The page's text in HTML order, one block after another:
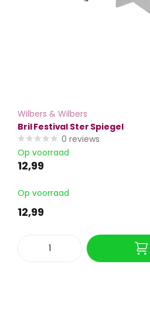
Wilbers & Wilbers
Bril Festival Ster Spiegel
0 reviews
Op voorraad
12,99
Op voorraad
12,99